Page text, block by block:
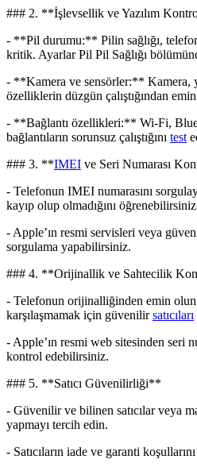
### 2. **İşlevsellik ve Yazılım
- **Pil durumu:** Pilin sağlığı,
kritik. Ayarlar Pil Pil Sağlığı
- **Kamera ve sensörler:** Kamera,
özelliklerin düzgün çalıştığından
- **Bağlantı özellikleri:** Wi-Fi,
bağlantıların sorunsuz çalıştığını test
### 3. **IMEI ve Seri Numarası
- Telefonun IMEI numarasını
kayıp olup olmadığını
- Apple’ın resmi servisleri veya
sorgulama yapabilirsiniz.
### 4. **Orijinallik ve Sahtecilik
- Telefonun orijinalliğinden emin
karşılaşmamak için güvenilirsatıcıları
- Apple’ın resmi web sitesinden seri
kontrol edebilirsiniz.
### 5. **Satıcı Güvenilirliği**
- Güvenilir ve bilinen satıcılar veya
yapmayı tercih edin.
- Satıcıların iade ve garanti